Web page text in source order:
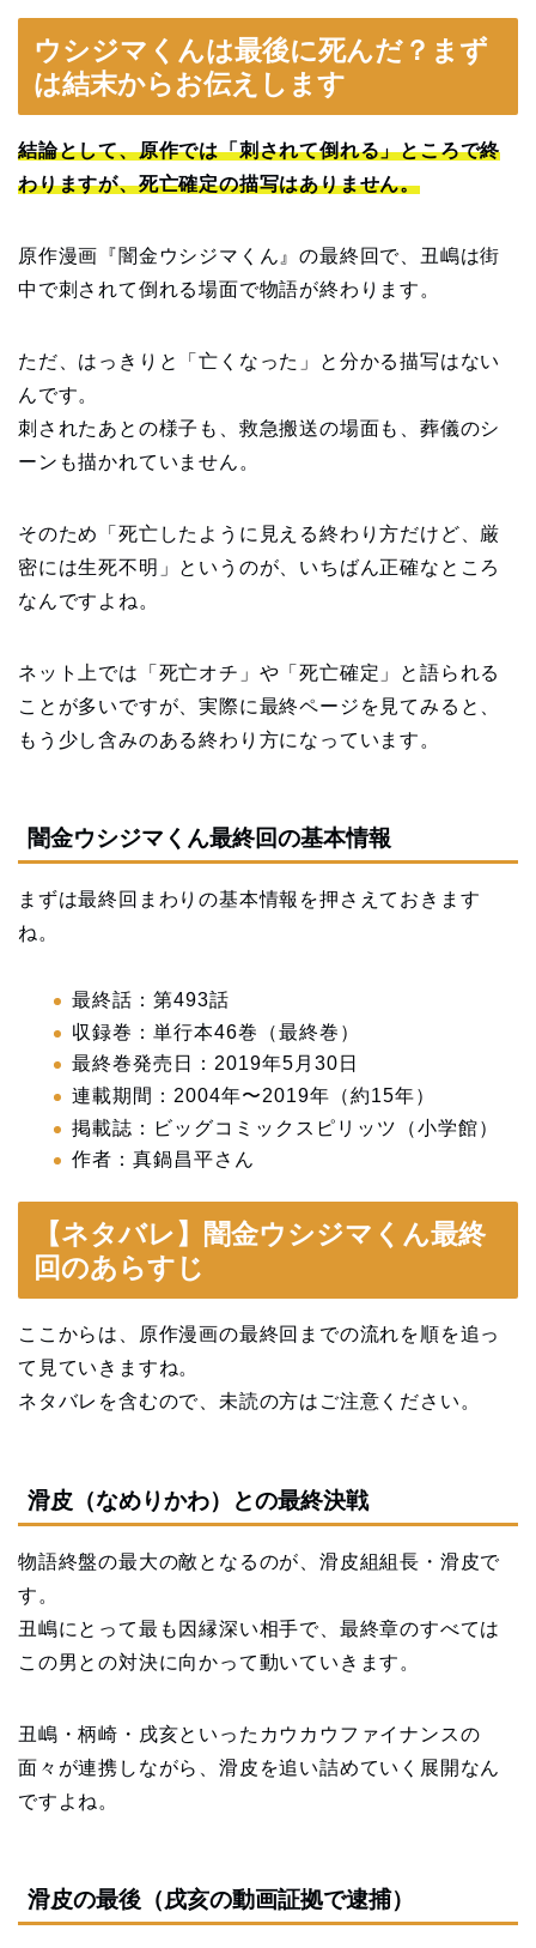
ウシジマくんは最後に死んだ？まず
は結末からお伝えします
結論として、原作では「刺されて倒れる」ところで終
わりますが、死亡確定の描写はありません。
原作漫画『闇金ウシジマくん』の最終回で、丑嶋は街
中で刺されて倒れる場面で物語が終わります。
ただ、はっきりと「亡くなった」と分かる描写はない
んです。
刺されたあとの様子も、救急搬送の場面も、葬儀のシ
ーンも描かれていません。
そのため「死亡したように見える終わり方だけど、厳
密には生死不明」というのが、いちばん正確なところ
なんですよね。
ネット上では「死亡オチ」や「死亡確定」と語られる
ことが多いですが、実際に最終ページを見てみると、
もう少し含みのある終わり方になっています。
闇金ウシジマくん最終回の基本情報
まずは最終回まわりの基本情報を押さえておきます
ね。
最終話：第493話
収録巻：単行本46巻（最終巻）
最終巻発売日：2019年5月30日
連載期間：2004年〜2019年（約15年）
掲載誌：ビッグコミックスピリッツ（小学館）
作者：真鍋昌平さん
【ネタバレ】闇金ウシジマくん最終
回のあらすじ
ここからは、原作漫画の最終回までの流れを順を追っ
て見ていきますね。
ネタバレを含むので、未読の方はご注意ください。
滑皮（なめりかわ）との最終決戦
物語終盤の最大の敵となるのが、滑皮組組長・滑皮で
す。
丑嶋にとって最も因縁深い相手で、最終章のすべては
この男との対決に向かって動いていきます。
丑嶋・柄崎・戌亥といったカウカウファイナンスの
面々が連携しながら、滑皮を追い詰めていく展開なん
ですよね。
滑皮の最後（戌亥の動画証拠で逮捕）